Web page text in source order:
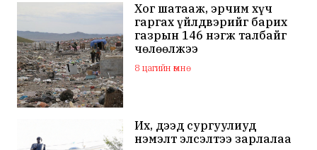
Хог шатааж, эрчим хүч
гаргах үйлдвэрийг барих
газрын 146 нэгж талбайг
чөлөөлжээ
8 цагийн өмнө
Их, дээд сургуулиуд
нэмэлт элсэлтээ зарлалаа